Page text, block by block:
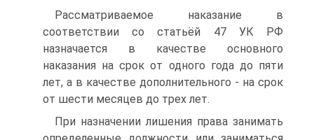
Рассматриваемое наказание в
соответствии со статьёй 47 УК РФ
назначается в качестве основного
наказания на срок от одного года до пяти
лет, а в качестве дополнительного - на срок
от шести месяцев до трех лет.
При назначении лишения права занимать